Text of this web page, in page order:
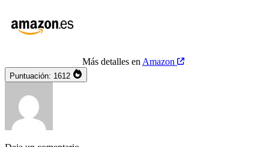
Más detalles en Amazon
Puntuación: 1612